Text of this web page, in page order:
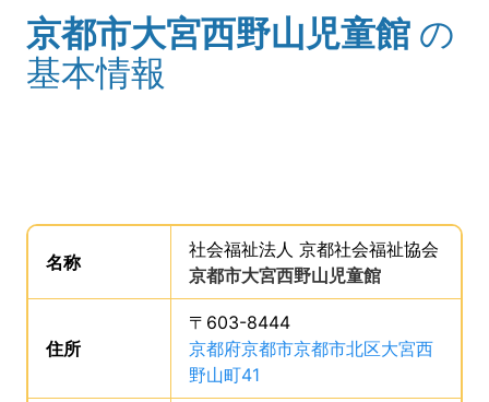
(タイトル)
京都市大宮西野山児童館 の
基本情報
事業所の基礎データを読み上げます。
名称は、
社会福祉法人 京都社会福祉協会
京都市大宮西野山児童館
住所
〒603-8444
京都府京都市京都市北区大宮西
野山町41